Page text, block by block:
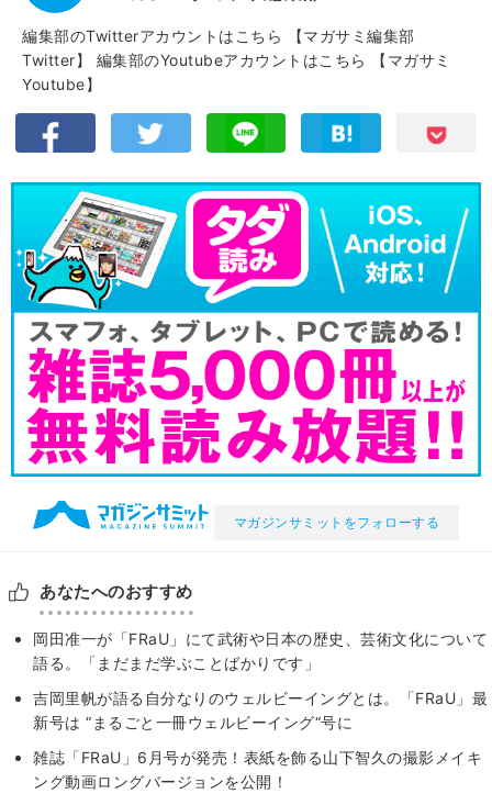
編集部のTwitterアカウントはこちら
【マガサミ編集部
Twitter】
編集部のYoutubeアカウントはこちら
【マガサミ
Youtube】
マガジンサミットをフォローする
あなたへのおすすめ
岡田准一が「FRaU」にて武術や日本の歴史、芸術文化について
語る。「まだまだ学ぶことばかりです」
吉岡里帆が語る自分なりのウェルビーイングとは。「FRaU」最
新号は “まるごと一冊ウェルビーイング“号に
雑誌「FRaU」6月号が発売！表紙を飾る山下智久の撮影メイキ
ング動画ロングバージョンを公開！